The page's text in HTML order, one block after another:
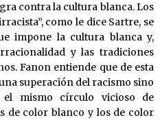
contra la cultura blanca. Los
como le dice Sartre, se
impone la cultura blanca y,
y las tradiciones
Fanon entiende que de esta
superación del racismo sino
el mismo círculo vicioso de
de color blanco y los de color